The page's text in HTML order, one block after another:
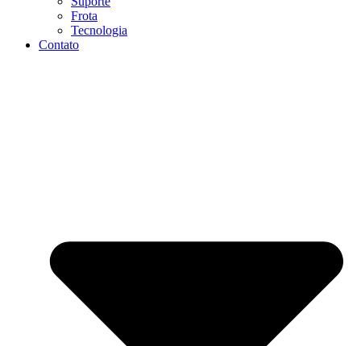
Frota
Tecnologia
Contato